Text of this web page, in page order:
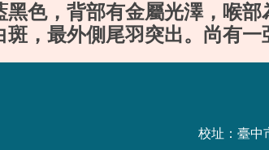
黑色，背部有金屬光澤，喉
，最外側尾羽突出。尚有
校址：臺中